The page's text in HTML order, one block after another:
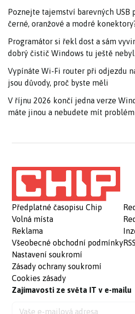
Poznejte tajemství barevných USB
černé, oranžové a modré
Programátor si řekl dost a sám
dobrý čistič Windows tu ještě nebyl
Vypínáte Wi-Fi router při odjezdu
jsou důvody, proč byste měli
V říjnu 2026 končí jedna verze
máte jinou a nebudete mít problém
Předplatné časopisu Chip
Volná místa
Reklama
Všeobecné obchodní podmínky
Nastavení soukromí
Zásady ochrany soukromí
Cookies zásady
RSS
Zajímavosti ze světa IT v e-mailu